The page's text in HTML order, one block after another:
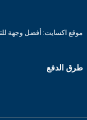
موقع اكسايت: أفضل وجهة
طرق الدفع